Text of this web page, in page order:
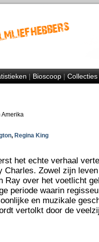
|Bioscoop|Collecties
Amerika
, Regina King
het echte verhaal
Charles. Zowel zijn
Ray over het voetlicht
periode waarin
en muzikale
vertolkt door de